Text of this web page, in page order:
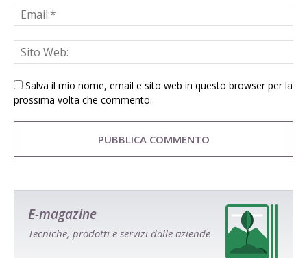
Salva il mio nome, email e sito web in questo browser per la
prossima volta che commento.
E-magazine
Tecniche, prodotti e servizi dalle aziende